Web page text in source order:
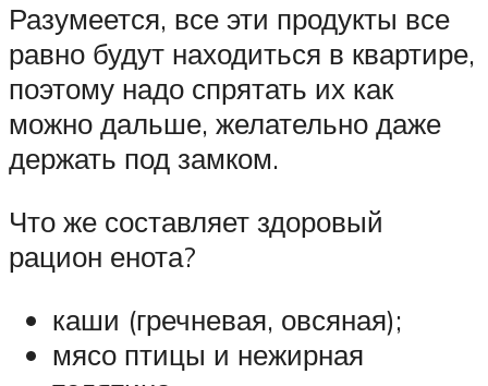
Разумеется, все эти продукты все
равно будут находиться в квартире,
поэтому надо спрятать их как
можно дальше, желательно даже
держать под замком.
Что же составляет здоровый
рацион енота?
каши (гречневая, овсяная);
мясо птицы и нежирная